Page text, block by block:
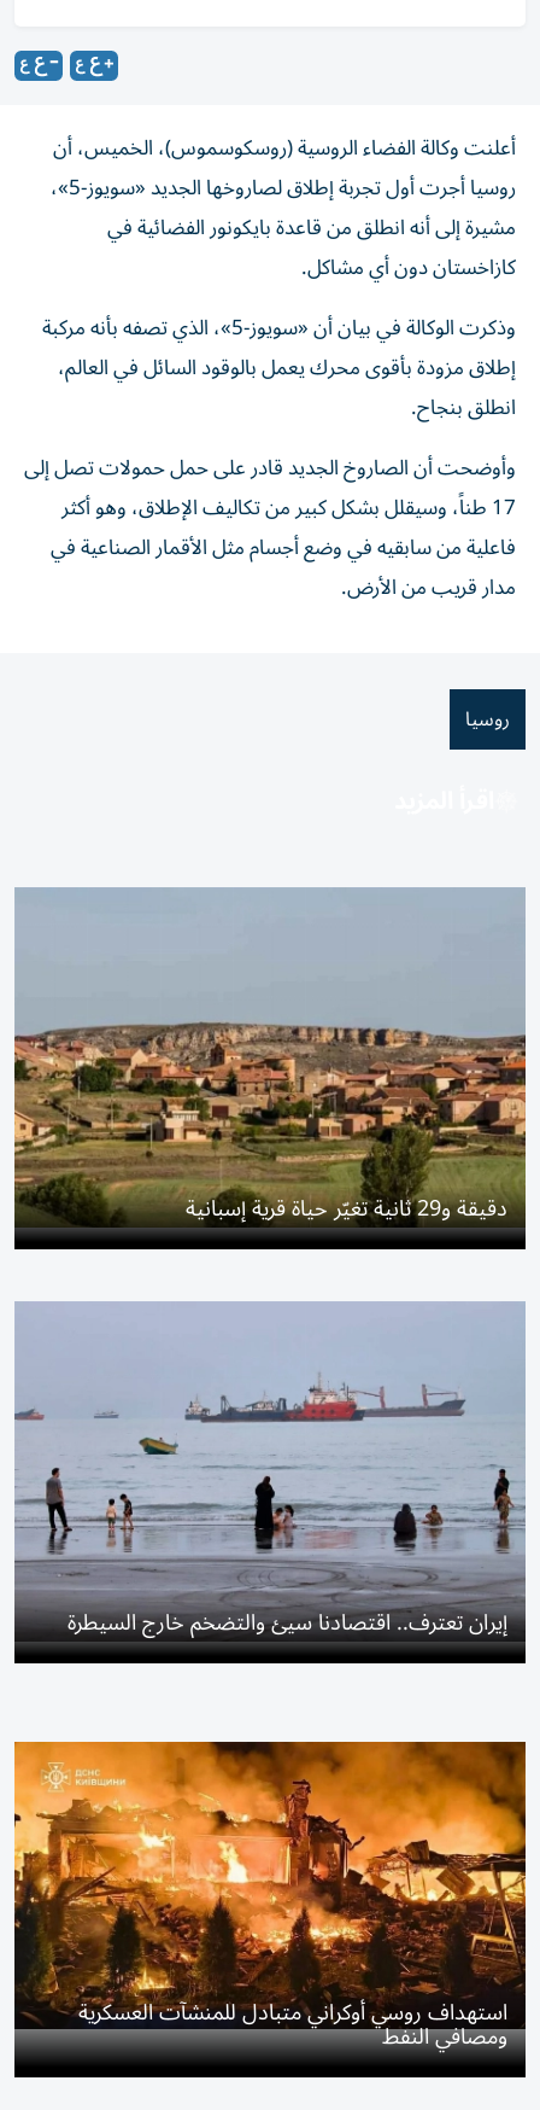
أعلنت وكالة الفضاء الروسية (روسكوسموس)، الخميس، أن
روسيا أجرت أول ​تجربة إطلاق لصاروخها الجديد «سويوز-5»،
مشيرة إلى ‌أنه انطلق ‌من قاعدة بايكونور الفضائية في
كازاخستان دون أي مشاكل.
وذكرت الوكالة في ‌بيان أن «سويوز-5»، الذي تصفه بأنه مركبة
إطلاق مزودة بأقوى محرك يعمل بالوقود السائل في العالم،
انطلق بنجاح.
وأوضحت ​أن الصاروخ الجديد قادر على ‌حمل حمولات تصل إلى
17 طناً، وسيقلل بشكل كبير من تكاليف الإطلاق، وهو أكثر
فاعلية من سابقيه في وضع أجسام مثل الأقمار الصناعية ​في
‌مدار قريب من الأرض.
روسيا
دقيقة و29 ثانية تغيّر حياة قرية إسبانية
إيران تعترف.. اقتصادنا سيئ والتضخم خارج السيطرة
استهداف روسي أوكراني متبادل للمنشآت العسكرية
ومصافي النفط